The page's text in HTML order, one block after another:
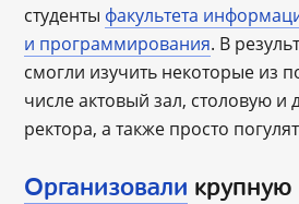
студенты факультета
и программирования. В
смогли изучить некоторые из
числе актовый зал, столовую и
ректора, а также просто
Организовали